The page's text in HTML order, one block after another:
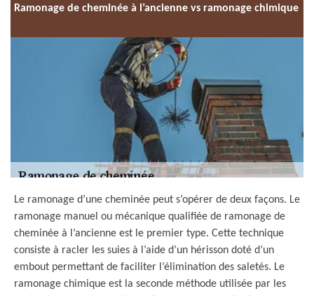
Ramonage de cheminée à l’ancienne vs ramonage chimique
Le ramonage d’une cheminée peut s’opérer de deux façons. Le
ramonage manuel ou mécanique qualifiée de ramonage de
cheminée à l’ancienne est le premier type. Cette technique
consiste à racler les suies à l’aide d’un hérisson doté d’un
embout permettant de faciliter l’élimination des saletés. Le
ramonage chimique est la seconde méthode utilisée par les